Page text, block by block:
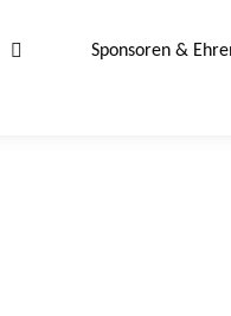
Sponsoren &